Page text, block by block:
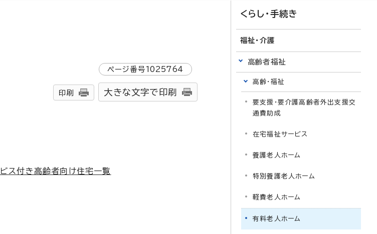
ページ番号1025764
印刷 大きな文字で印刷
ス付き高齢者向け住宅一覧
くらし・手続き
福祉・介護
高齢者福祉
高齢・福祉
要支援・要介護高齢者外出支援交
通費助成
在宅福祉サービス
養護老人ホーム
特別養護老人ホーム
軽費老人ホーム
有料老人ホーム